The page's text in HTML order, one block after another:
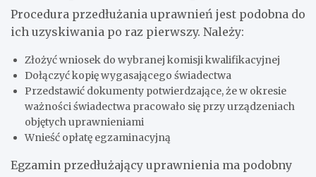
Procedura przedłużania uprawnień jest podobna do
ich uzyskiwania po raz pierwszy. Należy:
Złożyć wniosek do wybranej komisji kwalifikacyjnej
Dołączyć kopię wygasającego świadectwa
Przedstawić dokumenty potwierdzające, że w okresie
ważności świadectwa pracowało się przy urządzeniach
objętych uprawnieniami
Wnieść opłatę egzaminacyjną
Egzamin przedłużający uprawnienia ma podobny